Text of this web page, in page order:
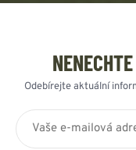
Odebírejte aktuální